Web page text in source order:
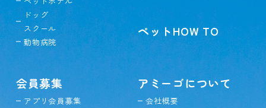
ドッグ
スクール
動物病院
ペットHOW TO
会員募集
アプリ会員募集
アミーゴについて
会社概要